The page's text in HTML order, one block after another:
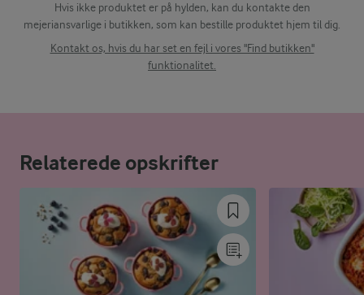
Hvis ikke produktet er på hylden, kan du kontakte den
mejeriansvarlige i butikken, som kan bestille produktet hjem til dig.
Kontakt os, hvis du har set en fejl i vores "Find butikken"
funktionalitet.
Relaterede opskrifter